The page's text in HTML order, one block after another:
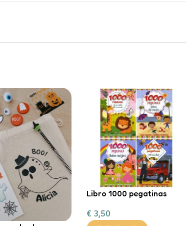
Libro 1000 pegatinas
€ 3,50